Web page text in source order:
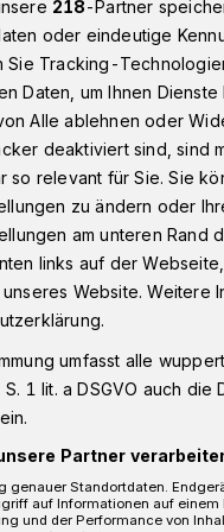
Frau ist am
Lentzestraße
218-Partner
oder eindeutige
Sie Tracking-
Daten, um Ihnen
Alle ablehnen oder
deaktiviert sind, sind
so relevant für Sie. Sie
zu ändern oder
am unteren
links auf der
Website. Weitere
umfasst alle
1 lit. a DSGVO auch die
Partner
genauer Standortdaten.
auf Informationen auf
und der Performance von